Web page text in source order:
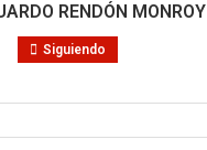
RENDÓN MONROY
Siguiendo